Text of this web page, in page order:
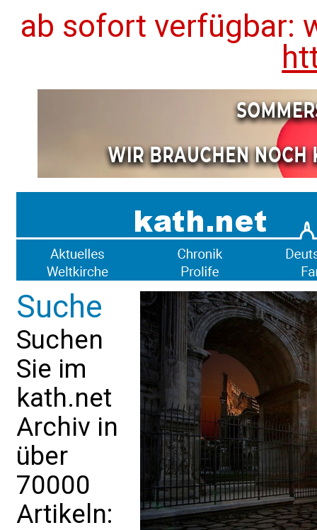
ab sofort verfügbar:
Suche
Suchen
Sie im
kath.net
Archiv in
über
70000
Artikeln: